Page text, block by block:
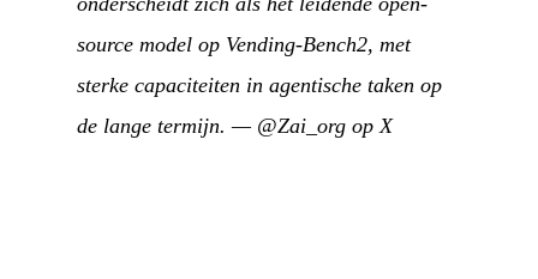
source model op Vending-Bench2, met
sterke capaciteiten in agentische taken op
de lange termijn. — @Zai_org op X